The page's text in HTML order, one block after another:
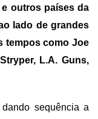
outros países da
lado de grandes
tempos como Joe
L.A. Guns,
sequência a